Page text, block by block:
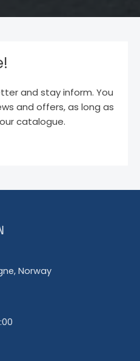
and stay inform. You
and offers, as long as
catalogue.
Norway